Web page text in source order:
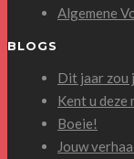
Algemene
BLOGS
Dit jaar zou
Kent u deze
Boeie!
Jouw